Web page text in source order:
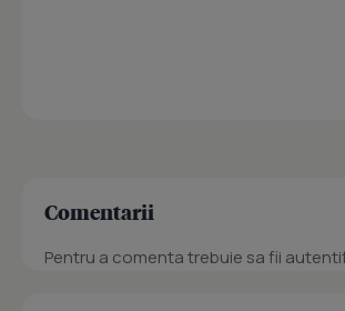
Comentarii
Pentru a comenta trebuie sa fii